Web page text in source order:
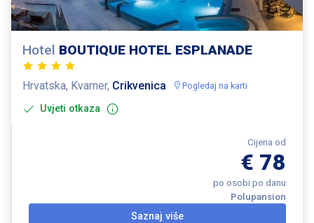
Hotel BOUTIQUE HOTEL ESPLANADE
Hrvatska, Kvarner, Crikvenica Pogledaj na karti
Uvjeti otkaza
Cijena od
€ 78
po osobi po danu
Polupansion
Saznaj više